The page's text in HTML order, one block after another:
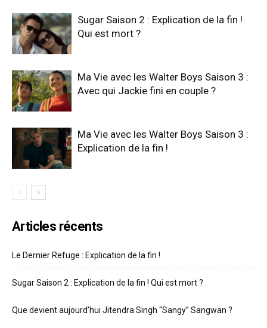
Sugar Saison 2 : Explication de la fin !
Qui est mort ?
Ma Vie avec les Walter Boys Saison 3 :
Avec qui Jackie fini en couple ?
Ma Vie avec les Walter Boys Saison 3 :
Explication de la fin !
Articles récents
Le Dernier Refuge : Explication de la fin !
Sugar Saison 2 : Explication de la fin ! Qui est mort ?
Que devient aujourd’hui Jitendra Singh “Sangy” Sangwan ?